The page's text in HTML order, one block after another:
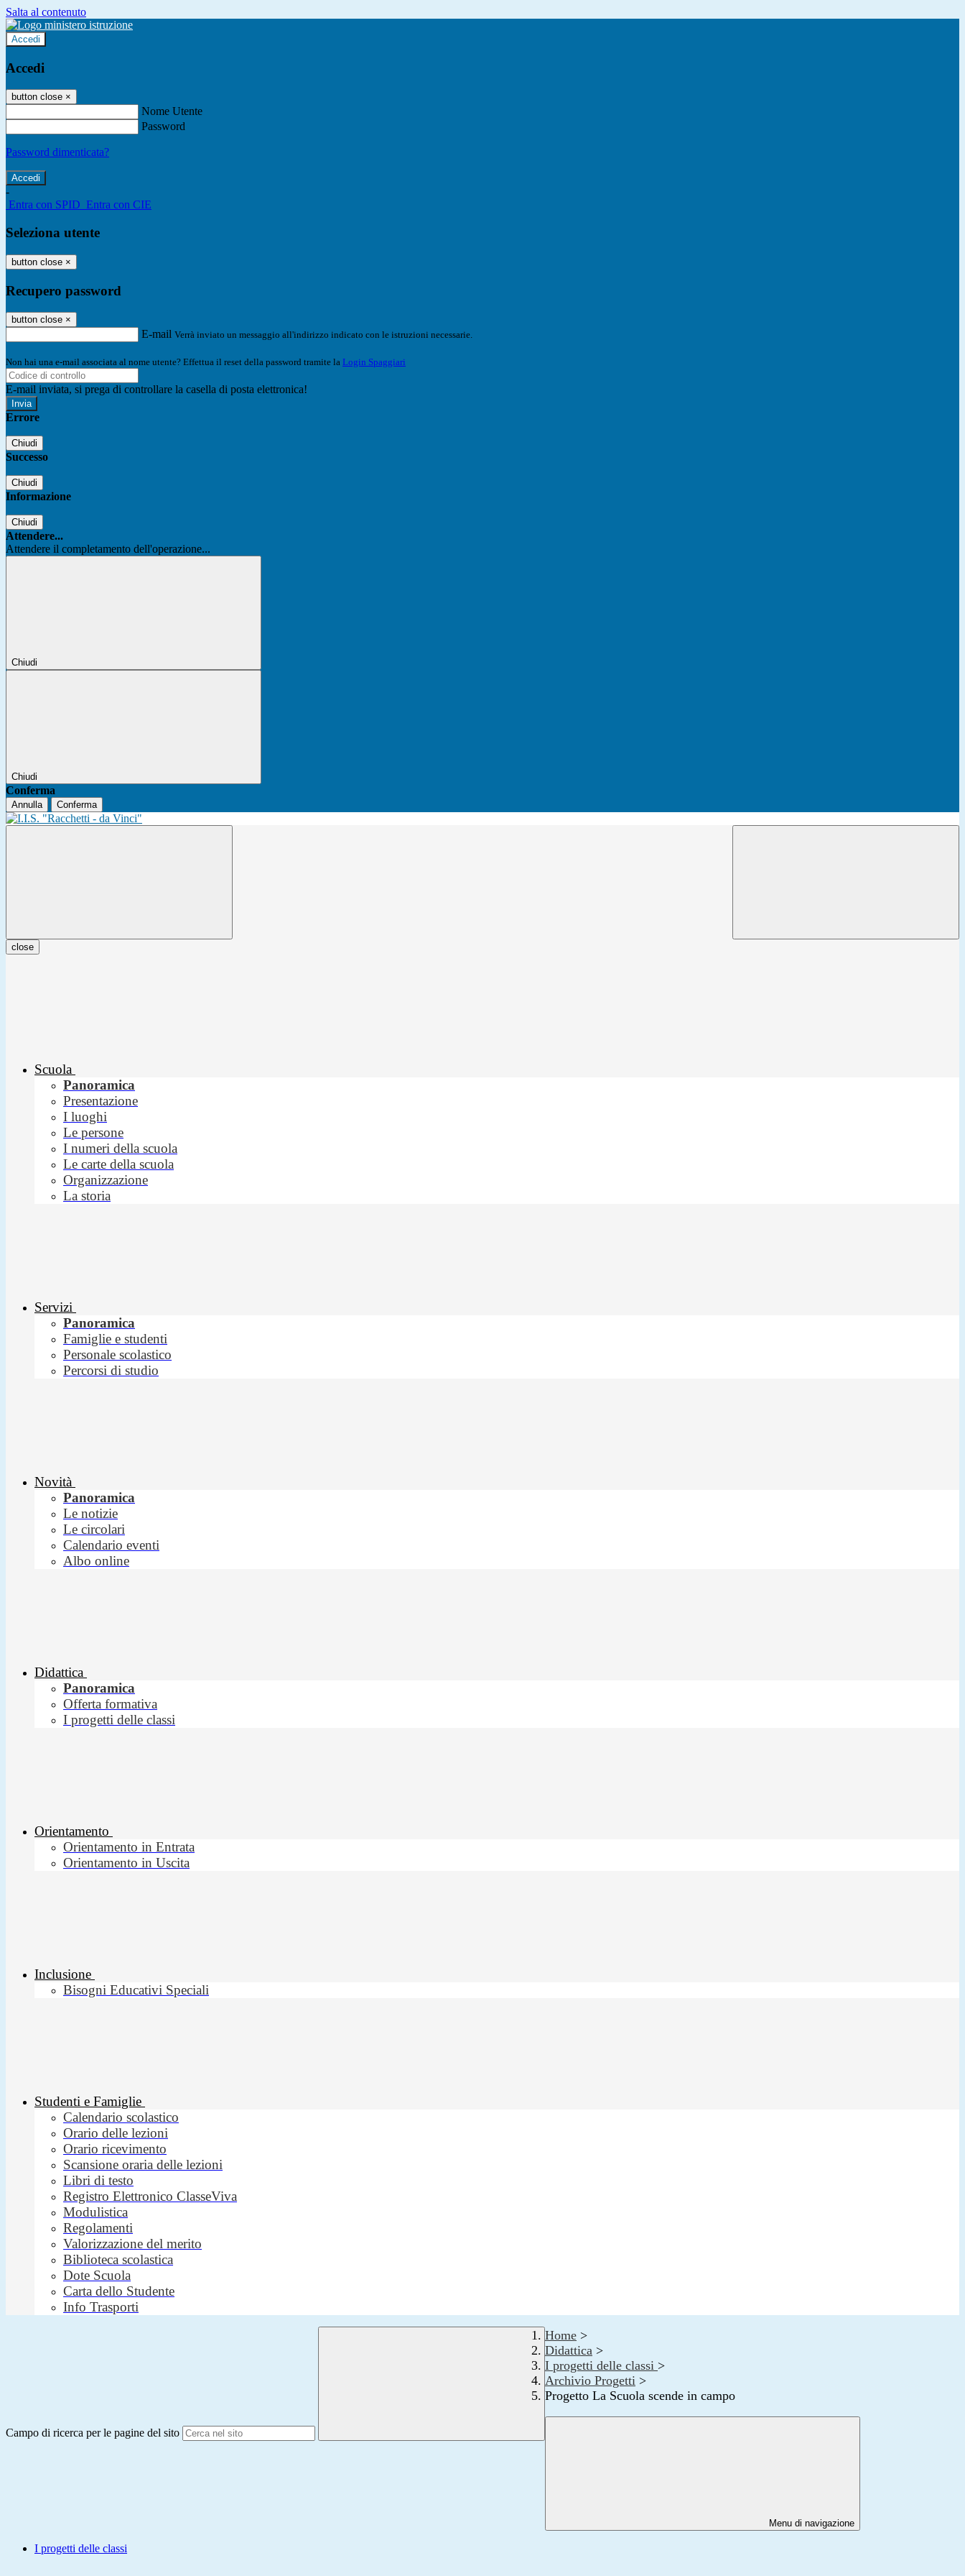
Salta al contenuto
Accedi
Accedi
button close ×
Nome Utente
Password
Password dimenticata?
-
Entra con SPID Entra con CIE
Seleziona utente
button close ×
Recupero password
button close ×
E-mail Verrà inviato un messaggio all'indirizzo indicato con le istruzioni necessarie.
Non hai una e-mail associata al nome utente? Effettua il reset della password tramite la Login Spaggiari
E-mail inviata, si prega di controllare la casella di posta elettronica!
Errore
Chiudi
Successo
Chiudi
Informazione
Chiudi
Attendere...
Attendere il completamento dell'operazione...
Chiudi
Chiudi
Conferma
Annulla Conferma
close
Scuola
Panoramica
Presentazione
I luoghi
Le persone
I numeri della scuola
Le carte della scuola
Organizzazione
La storia
Servizi
Panoramica
Famiglie e studenti
Personale scolastico
Percorsi di studio
Novità
Panoramica
Le notizie
Le circolari
Calendario eventi
Albo online
Didattica
Panoramica
Offerta formativa
I progetti delle classi
Orientamento
Orientamento in Entrata
Orientamento in Uscita
Inclusione
Bisogni Educativi Speciali
Studenti e Famiglie
Calendario scolastico
Orario delle lezioni
Orario ricevimento
Scansione oraria delle lezioni
Libri di testo
Registro Elettronico ClasseViva
Modulistica
Regolamenti
Valorizzazione del merito
Biblioteca scolastica
Dote Scuola
Carta dello Studente
Info Trasporti
Campo di ricerca per le pagine del sito
Home >
Didattica >
I progetti delle classi >
Archivio Progetti >
Progetto La Scuola scende in campo
Menu di navigazione
I progetti delle classi